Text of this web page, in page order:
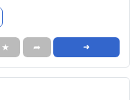
★ ➦ ➜